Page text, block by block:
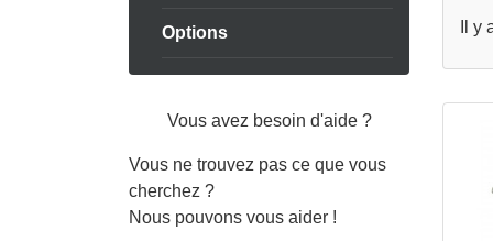
Options
Vous avez besoin d'aide ?
Vous ne trouvez pas ce que vous
cherchez ?
Nous pouvons vous aider !
Il